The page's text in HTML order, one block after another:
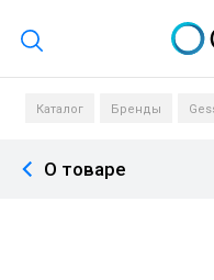
Каталог Бренды
О товаре